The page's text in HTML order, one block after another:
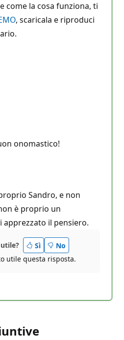
come la cosa funziona, ti
, scaricala e riproduci
onomastico!
Sandro, e non
è proprio un
apprezzato il pensiero.
Sì
No
utile questa risposta.